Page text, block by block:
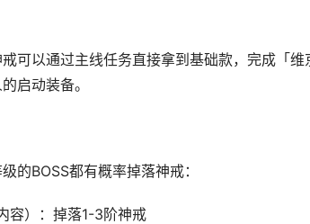
可以通过主线任务直接拿到基础款，完成「
启动装备。
的BOSS都有概率掉落神戒：
容）：掉落1-3阶神戒